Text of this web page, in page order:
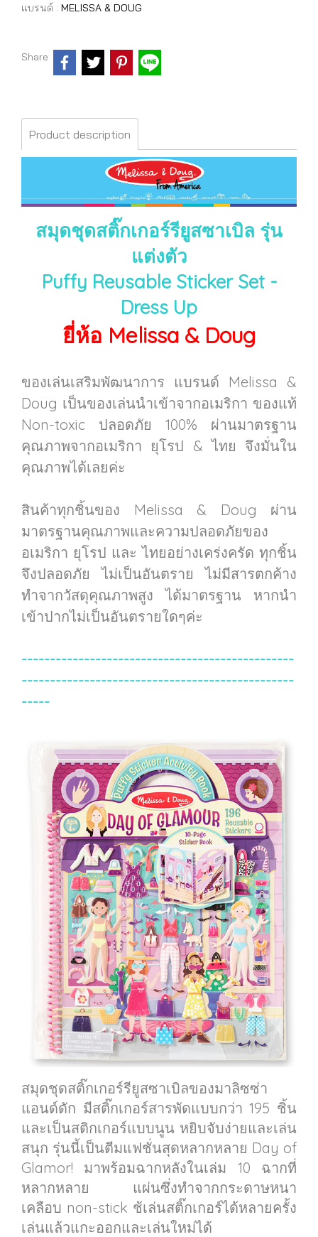
แบรนด์ : MELISSA & DOUG
Share
Product description
สมุดชุดสติ๊กเกอร์รียูสซาเบิล รุ่น
แต่งตัว
Puffy Reusable Sticker Set -
Dress Up
ยี่ห้อ Melissa & Doug
ของเล่นเสริมพัฒนาการ แบรนด์ Melissa &
Doug เป็นของเล่นนำเข้าจากอเมริกา ของแท้
Non-toxic ปลอดภัย 100% ผ่านมาตรฐาน
คุณภาพจากอเมริกา ยุโรป & ไทย จึงมั่นใน
คุณภาพได้เลยค่ะ
สินค้าทุกชิ้นของ Melissa & Doug ผ่าน
มาตรฐานคุณภาพและความปลอดภัยของ
อเมริกา ยุโรป และ ไทยอย่างเคร่งครัด ทุกชิ้น
จึงปลอดภัย ไม่เป็นอันตราย ไม่มีสารตกค้าง
ทำจากวัสดุคุณภาพสูง ได้มาตรฐาน หากนำ
เข้าปากไม่เป็นอันตรายใดๆค่ะ
------------------------------------------------
------------------------------------------------
-----
สมุดชุดสติ๊กเกอร์รียูสซาเบิลของมาลิซซ่า
แอนด์ดัก มีสติ๊กเกอร์สารพัดแบบกว่า 195 ชิ้น
และเป็นสติกเกอร์แบบนูน หยิบจับง่ายและเล่น
สนุก รุ่นนี้เป็นตีมแฟชั่นสุดหลากหลาย Day of
Glamor! มาพร้อมฉากหลังในเล่ม 10 ฉากที่
หลากหลาย แผ่นซึ่งทำจากกระดาษหนา
เคลือบ non-stick ช้เล่นสติ๊กเกอร์ได้หลายครั้ง
เล่นแล้วแกะออกและเล่นใหม่ได้